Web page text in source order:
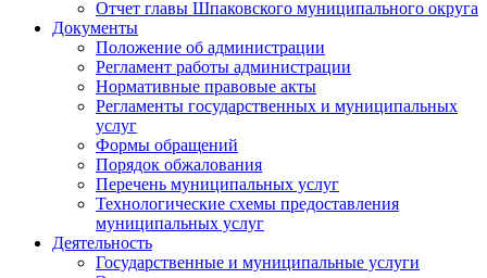
Отчет главы Шпаковского муниципального округа
Документы
Положение об администрации
Регламент работы администрации
Нормативные правовые акты
Регламенты государственных и муниципальных
услуг
Формы обращений
Порядок обжалования
Перечень муниципальных услуг
Технологические схемы предоставления
муниципальных услуг
Деятельность
Государственные и муниципальные услуги